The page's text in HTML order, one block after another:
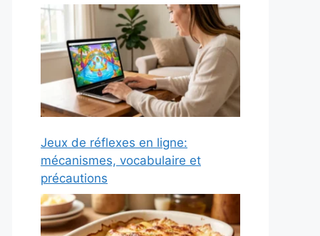
Jeux de réflexes en ligne:
mécanismes, vocabulaire et
précautions